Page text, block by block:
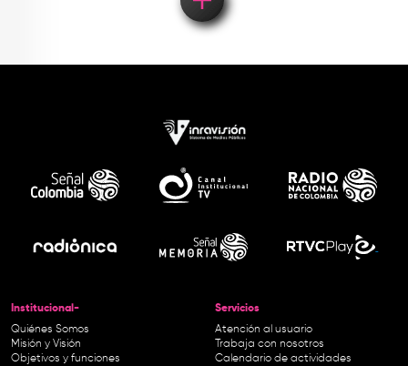
Institucional-
Quiénes Somos
Misión y Visión
Objetivos y funciones
Servicios
Atención al usuario
Trabaja con nosotros
Calendario de actividades